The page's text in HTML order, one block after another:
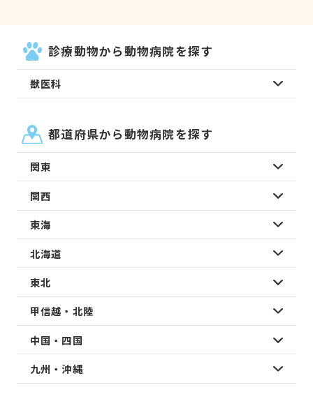
診療動物から動物病院を探す
獣医科
都道府県から動物病院を探す
関東
関西
東海
北海道
東北
甲信越・北陸
中国・四国
九州・沖縄